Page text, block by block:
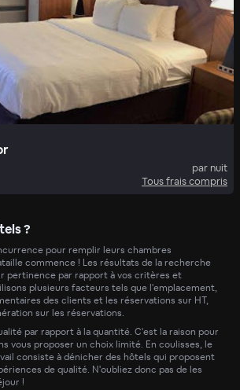
par nuit
Tous frais compris
?
pour remplir leurs chambres
commence ! Les résultats de la recherche
pertinence par rapport à vos critères et
plusieurs facteurs tels que l'emplacement,
des clients et les réservations sur HT,
sur les réservations.
par rapport à la quantité. C'est la raison pour
vous proposer un choix limité. En coulisses, le
consiste à dénicher des hôtels qui proposent
de qualité. N'oubliez donc pas de les
!